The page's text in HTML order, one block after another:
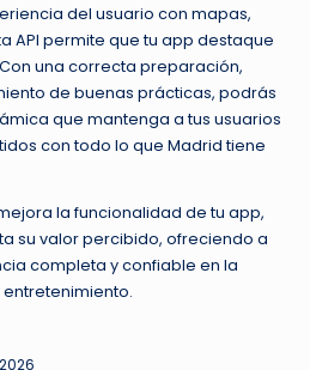
del usuario con mapas,
API permite que tu app destaque
una correcta preparación,
de buenas prácticas, podrás
que mantenga a tus usuarios
con todo lo que Madrid tiene
la funcionalidad de tu app,
su valor percibido, ofreciendo a
completa y confiable en la